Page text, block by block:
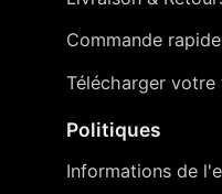
Commande rapide
Télécharger votre
Politiques
Informations de